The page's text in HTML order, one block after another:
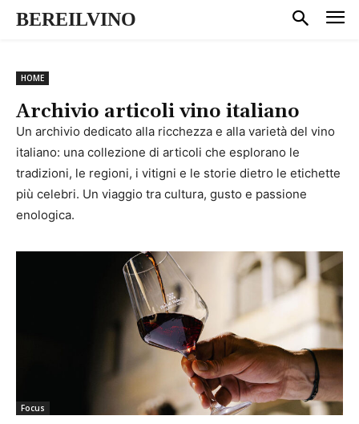
BEREILVINO
HOME
Archivio articoli vino italiano
Un archivio dedicato alla ricchezza e alla varietà del vino
italiano: una collezione di articoli che esplorano le
tradizioni, le regioni, i vitigni e le storie dietro le etichette
più celebri. Un viaggio tra cultura, gusto e passione
enologica.
Focus